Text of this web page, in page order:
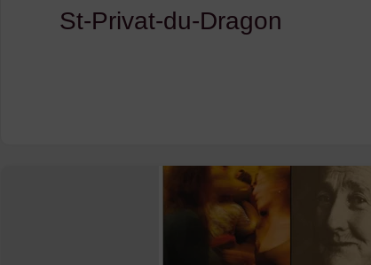
St-Privat-du-Dragon